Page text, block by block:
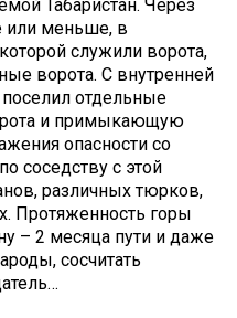
Табаристан. Через
или меньше, в
служили ворота,
ворота. С внутренней
отдельные
и примыкающую
опасности со
соседству с этой
различных тюрков,
Протяженность горы
– 2 месяца пути и даже
сосчитать